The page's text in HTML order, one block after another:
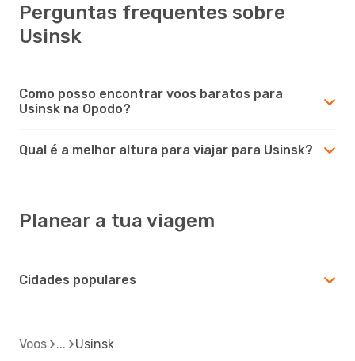
Perguntas frequentes sobre
Usinsk
Como posso encontrar voos baratos para
Usinsk na Opodo?
Qual é a melhor altura para viajar para Usinsk?
Planear a tua viagem
Cidades populares
Voos Usinsk